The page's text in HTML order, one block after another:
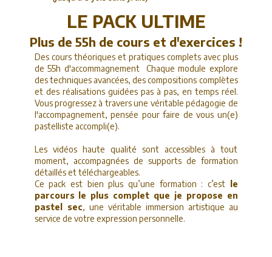
LE PACK ULTIME
Plus de 55h de cours et d'exercices !
Des cours théoriques et pratiques complets avec plus
de 55h d'accommagnement Chaque module explore
des techniques avancées, des compositions complètes
et des réalisations guidées pas à pas, en temps réel.
Vous progressez à travers une véritable pédagogie de
l'accompagnement, pensée pour faire de vous un(e)
pastelliste accompli(e).
Les vidéos haute qualité sont accessibles à tout
moment, accompagnées de supports de formation
détaillés et téléchargeables.
Ce pack est bien plus qu’une formation : c’est
le
parcours le plus complet que je propose en
pastel sec, une véritable immersion artistique au
service de votre expression personnelle.